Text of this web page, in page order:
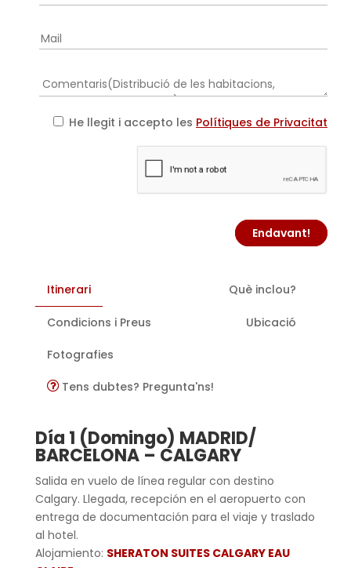
He llegit i accepto les Polítiques de Privacitat
Endavant!
Itinerari Què inclou?
Condicions i Preus Ubicació
Fotografies
Tens dubtes? Pregunta'ns!
Día 1 (Domingo) MADRID/
BARCELONA – CALGARY
Salida en vuelo de línea regular con destino
Calgary. Llegada, recepción en el aeropuerto con
entrega de documentación para el viaje y traslado
al hotel.
Alojamiento: SHERATON SUITES CALGARY EAU